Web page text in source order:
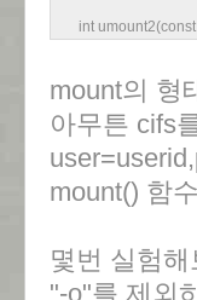
int umount2(const
mount의 형
아무튼 cifs
mount() 함
몇번 실험해
"-o"를 제외